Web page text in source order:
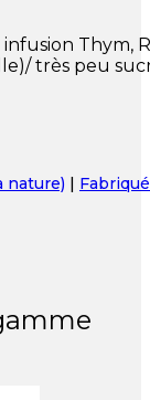
Thym,
très peu
nature) |